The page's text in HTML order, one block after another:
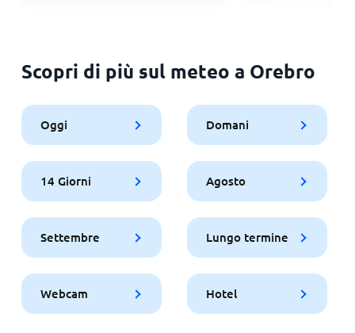
Scopri di più sul meteo a Orebro
Oggi Domani
14 Giorni Agosto
Settembre Lungo termine
Webcam Hotel